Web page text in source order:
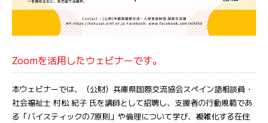
Zoomを活用したウェビナーです。
本ウェビナーでは、（公財）兵庫県国際交流協会スペイン語相談員・
社会福祉士 村松 紀子 氏を講師として招聘し、支援者の行動規範であ
る「バイスティックの7原則」や倫理について学び、複雑化する在住